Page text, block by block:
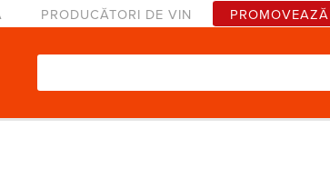
PRODUCĂTORI DE VIN
Formular de